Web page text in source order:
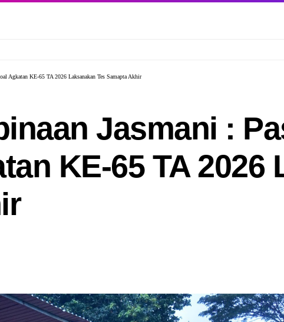
Agkatan KE-65 TA 2026 Laksanakan Tes Samapta Akhir
Jasmani :
KE-65 TA 2026